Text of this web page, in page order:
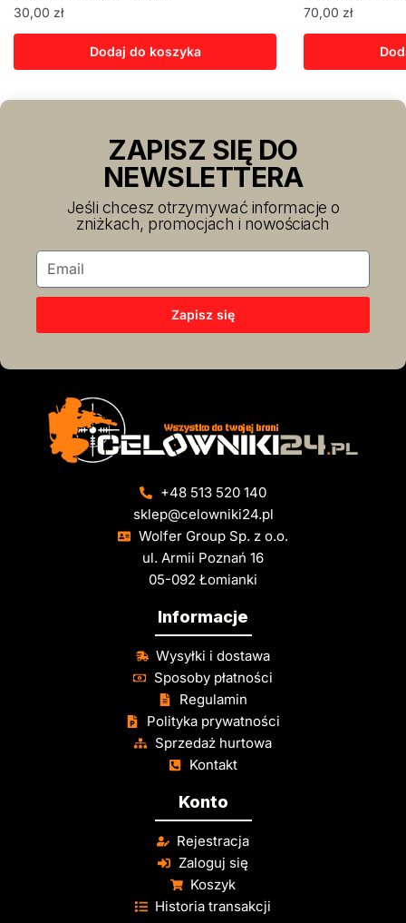
30,00 zł
Dodaj do koszyka
70,00 zł
ZAPISZ SIĘ DO
NEWSLETTERA
Jeśli chcesz otrzymywać informacje o
zniżkach, promocjach i nowościach
Zapisz się
+48 513 520 140
sklep@celowniki24.pl
Wolfer Group Sp. z o.o.
ul. Armii Poznań 16
05-092 Łomianki
Informacje
Wysyłki i dostawa
Sposoby płatności
Regulamin
Polityka prywatności
Sprzedaż hurtowa
Kontakt
Konto
Rejestracja
Zaloguj się
Koszyk
Historia transakcji